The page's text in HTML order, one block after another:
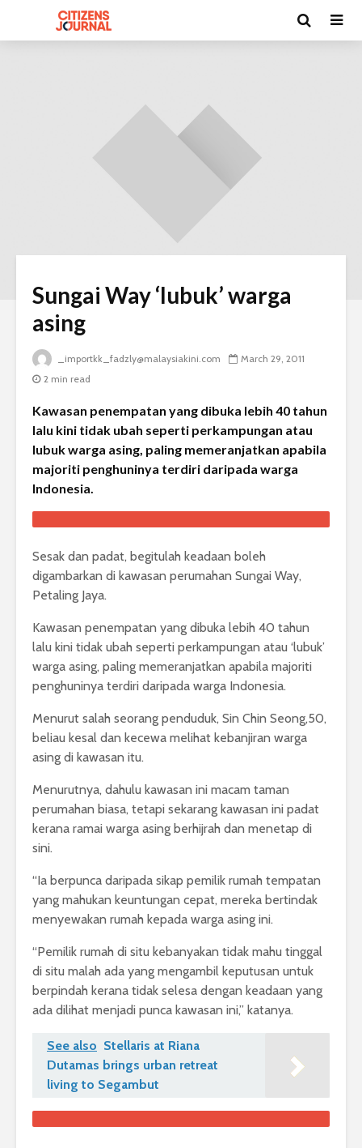
Sungai Way ‘lubuk’ warga
asing
_importkk_fadzly@malaysiakini.com
March 29, 2011
2 min read
Kawasan penempatan yang dibuka lebih 40 tahun
lalu kini tidak ubah seperti perkampungan atau
lubuk warga asing, paling memeranjatkan apabila
majoriti penghuninya terdiri daripada warga
Indonesia.
Sesak dan padat, begitulah keadaan boleh
digambarkan di kawasan perumahan Sungai Way,
Petaling Jaya.
Kawasan penempatan yang dibuka lebih 40 tahun
lalu kini tidak ubah seperti perkampungan atau ‘lubuk’
warga asing, paling memeranjatkan apabila majoriti
penghuninya terdiri daripada warga Indonesia.
Menurut salah seorang penduduk, Sin Chin Seong,50,
beliau kesal dan kecewa melihat kebanjiran warga
asing di kawasan itu.
Menurutnya, dahulu kawasan ini macam taman
perumahan biasa, tetapi sekarang kawasan ini padat
kerana ramai warga asing berhijrah dan menetap di
sini.
“Ia berpunca daripada sikap pemilik rumah tempatan
yang mahukan keuntungan cepat, mereka bertindak
menyewakan rumah kepada warga asing ini.
“Pemilik rumah di situ kebanyakan tidak mahu tinggal
di situ malah ada yang mengambil keputusan untuk
berpindah kerana tidak selesa dengan keadaan yang
ada dilihat menjadi punca kawasan ini,” katanya.
See also Stellaris at Riana
Dutamas brings urban retreat
living to Segambut